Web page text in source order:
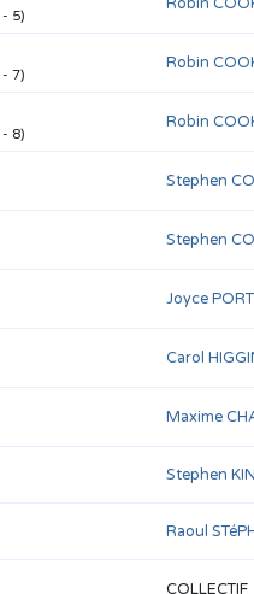
- 5)
- 7)
Robin
- 8)
Robin
Stephen
Stephen
Joyce
Carol
Maxime
Stephen
Raoul
COLLECTIF